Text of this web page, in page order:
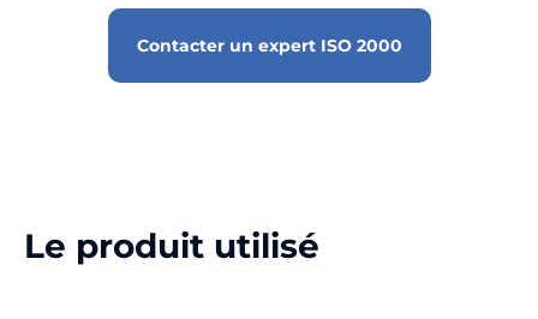
Contacter un expert ISO 2000
Le produit utilisé